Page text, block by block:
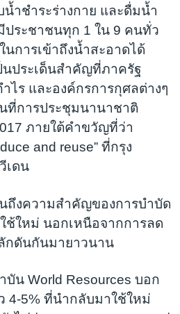
น้ำชำระร่างกาย และดื่มน้ำ
ประชาชนทุก 1 ใน 9 คนทั่ว
การเข้าถึงน้ำสะอาดได้
ประเด็นสำคัญที่ภาครัฐ
ไร และองค์กรการกุศลต่างๆ
ที่การประชุมนานาชาติ
ภายใต้คำขวัญที่ว่า
and reuse” ที่กรุง
เดน
ถึงความสำคัญของการบำบัด
ช้ใหม่ นอกเหนือจากการลด
กดันกันมายาวนาน
บัน World Resources บอก
4-5% ที่นำกลับมาใช้ใหม่